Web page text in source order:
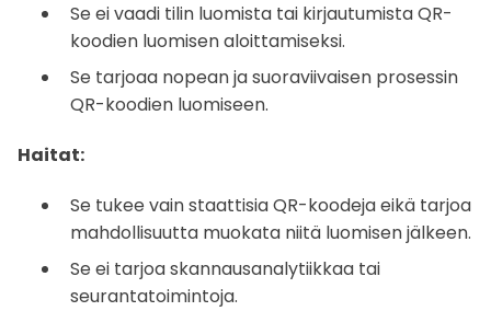
Se ei vaadi tilin luomista tai kirjautumista QR-
koodien luomisen aloittamiseksi.
Se tarjoaa nopean ja suoraviivaisen prosessin
QR-koodien luomiseen.
Haitat:
Se tukee vain staattisia QR-koodeja eikä tarjoa
mahdollisuutta muokata niitä luomisen jälkeen.
Se ei tarjoa skannausanalytiikkaa tai
seurantatoimintoja.